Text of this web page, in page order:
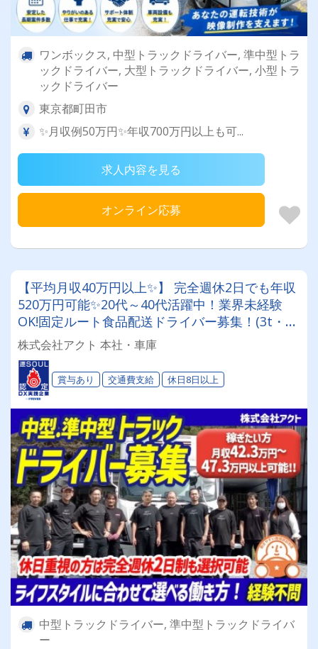
ワンボックス, 中型トラックドライバー, 準中型トラ
ックドライバー, 大型トラックドライバー, 小型トラ
ックドライバー
東京都町田市
✨月収例50万円✨年収700万円以上も可...
求人内容を見る
オンライン応募
【平均月収40万円以上✨】 完全週休2日でも年収
520万円可能✨20代～40代活躍中！業界未経験
OK!固定ルート食品配送ドライバー募集！(3t・
4t) ★最新設備完備★
株式会社アクト 本社・車庫
賞与あり 交通費支給 休日8日以上
中型トラックドライバー, 準中型トラックドライバ
ー